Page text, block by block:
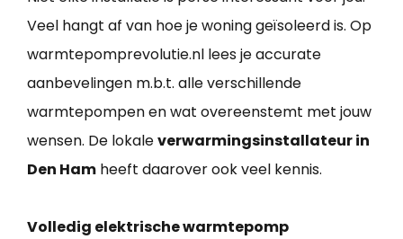
Veel hangt af van hoe je woning geïsoleerd is. Op
warmtepomprevolutie.nl lees je accurate
aanbevelingen m.b.t. alle verschillende
warmtepompen en wat overeenstemt met jouw
wensen. De lokaleverwarmingsinstallateur in
Den Ham heeft daarover ook veel kennis.
Volledig elektrische warmtepomp